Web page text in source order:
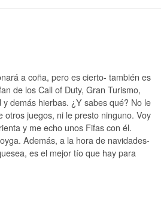
a coña, pero es cierto- también es
de los Call of Duty, Gran Turismo,
y demás hierbas. ¿Y sabes qué? No le
otros juegos, ni le presto ninguno. Voy
y me echo unos Fifas con él.
Además, a la hora de navidades-
es el mejor tío que hay para